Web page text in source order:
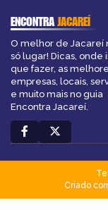
ENCONTRAJACAREÍ
O melhor de Jacareí
só lugar! Dicas, onde
que fazer, as
empresas, locais,
e muito mais no guia
Encontra Jacareí.
Criado